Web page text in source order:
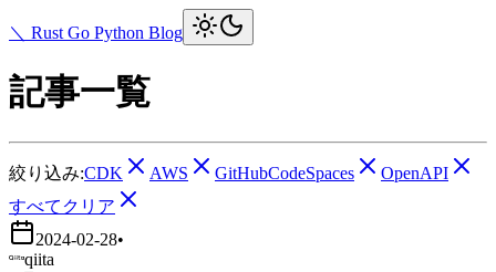
＼ Rust Go Python Blog
記事一覧
絞り込み:CDK AWS GitHubCodeSpaces
OpenAPI
すべてクリア
2024-02-28•
qiita